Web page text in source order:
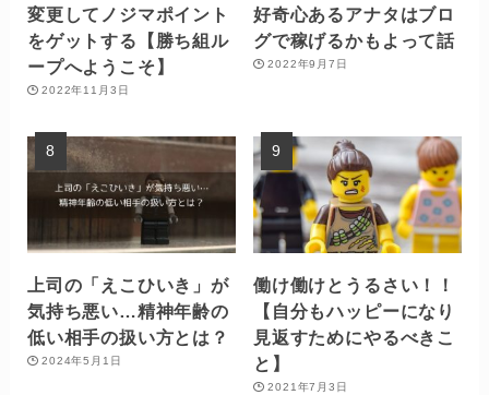
変更してノジマポイント
をゲットする【勝ち組ル
ープへようこそ】
2022年11月3日
好奇心あるアナタはブロ
グで稼げるかもよって話
2022年9月7日
上司の「えこひいき」が
気持ち悪い…精神年齢の
低い相手の扱い方とは？
2024年5月1日
働け働けとうるさい！！
【自分もハッピーになり
見返すためにやるべきこ
と】
2021年7月3日